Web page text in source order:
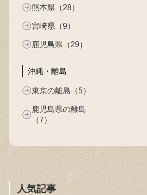
熊本県（28）
宮崎県（9）
鹿児島県（29）
沖縄・離島
東京の離島（5）
鹿児島県の離島
（7）
人気記事